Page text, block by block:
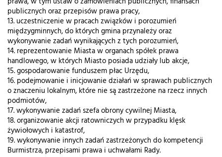
publicznych oraz przepisów prawa pracy,
13. uczestniczenie w pracach związków i porozumień
międzygminnych, do których gmina przynależy oraz
wykonywanie zadań wynikających z tych porozumień,
14. reprezentowanie Miasta w organach spółek prawa
handlowego, w których Miasto posiada udziały lub akcje,
15. gospodarowanie funduszem płac Urzędu,
16. podejmowanie i inicjowanie działań w sprawach publicznych
o znaczeniu lokalnym, które nie są zastrzeżone na rzecz innych
podmiotów,
17. wykonywanie zadań szefa obrony cywilnej Miasta,
18. organizowanie akcji ratowniczych w przypadku klęsk
żywiołowych i katastrof,
19. wykonywanie innych zadań zastrzeżonych do kompetencji
Burmistrza, przepisami prawa i uchwałami Rady.